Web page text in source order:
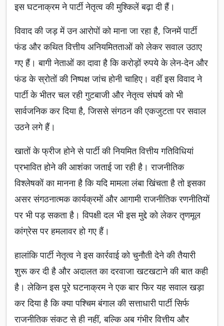
इस घटनाक्रम ने पार्टी नेतृत्व की मुश्किलें बढ़ा दी हैं।
विवाद की जड़ में उन आरोपों को माना जा रहा है, जिनमें पार्टी
फंड और कथित वित्तीय अनियमितताओं को लेकर सवाल उठाए
गए हैं। बागी नेताओं का दावा है कि करोड़ों रुपये के लेन-देन और
फंड के स्रोतों की निष्पक्ष जांच होनी चाहिए। वहीं इस विवाद ने
पार्टी के भीतर चल रही गुटबाजी और नेतृत्व संघर्ष को भी
सार्वजनिक कर दिया है, जिससे संगठन की एकजुटता पर सवाल
उठने लगे हैं।
खातों के फ्रीज होने से पार्टी की नियमित वित्तीय गतिविधियां
प्रभावित होने की आशंका जताई जा रही है। राजनीतिक
विश्लेषकों का मानना है कि यदि मामला लंबा खिंचता है तो इसका
असर संगठनात्मक कार्यक्रमों और आगामी राजनीतिक रणनीतियों
पर भी पड़ सकता है। विपक्षी दल भी इस मुद्दे को लेकर तृणमूल
कांग्रेस पर हमलावर हो गए हैं।
हालांकि पार्टी नेतृत्व ने इस कार्रवाई को चुनौती देने की तैयारी
शुरू कर दी है और अदालत का दरवाजा खटखटाने की बात कही
है। लेकिन इस पूरे घटनाक्रम ने एक बार फिर यह सवाल खड़ा
कर दिया है कि क्या पश्चिम बंगाल की सत्ताधारी पार्टी सिर्फ
राजनीतिक संकट से ही नहीं, बल्कि अब गंभीर वित्तीय और